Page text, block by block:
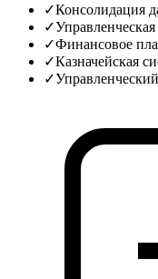
✓Консолидация
✓
✓Финансовое
✓Казначейская
✓